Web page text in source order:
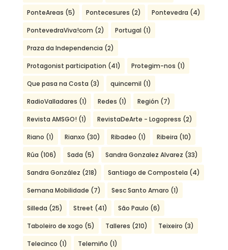
PonteAreas (5) Pontecesures (2) Pontevedra (4)
PontevedraViva!com (2) Portugal (1)
Praza da Independencia (2)
Protagonist participation (41) Protegim-nos (1)
Que pasa na Costa (3) quincemil (1)
RadioValladares (1) Redes (1) Región (7)
Revista AMSGO! (1) RevistaDeArte - Logopress (2)
Riano (1) Rianxo (30) Ribadeo (1) Ribeira (10)
Rúa (106) Sada (5) Sandra Gonzalez Alvarez (33)
Sandra González (218) Santiago de Compostela (4)
Semana Mobilidade (7) Sesc Santo Amaro (1)
Silleda (25) Street (41) São Paulo (6)
Taboleiro de xogo (5) Talleres (210) Teixeiro (3)
Telecinco (1) Telemiño (1)